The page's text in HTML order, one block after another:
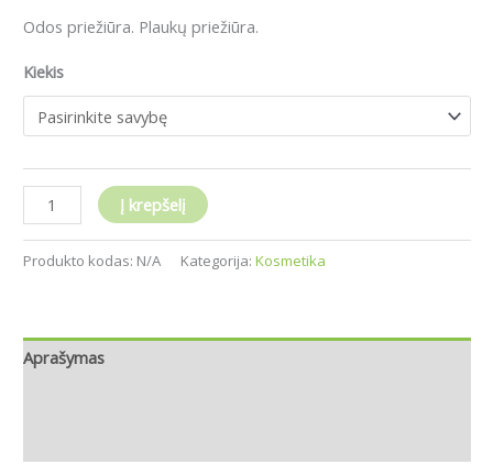
Odos priežiūra. Plaukų priežiūra.
Kiekis
Į krepšelį
Produkto kodas: N/A Kategorija: Kosmetika
Aprašymas